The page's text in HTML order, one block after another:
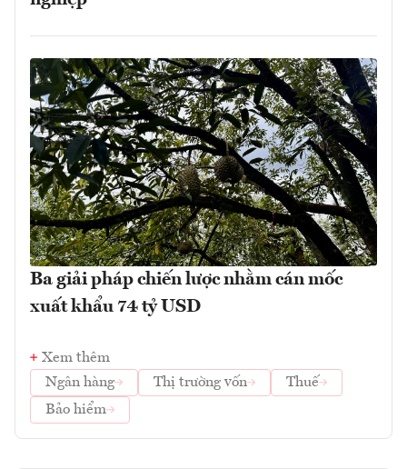
Ba giải pháp chiến lược nhằm cán mốc
xuất khẩu 74 tỷ USD
Xem thêm
Ngân hàng
Thị trường vốn
Thuế
Bảo hiểm